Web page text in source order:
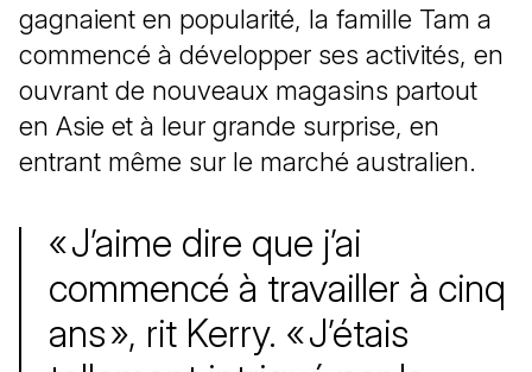
gagnaient en popularité, la famille Tam a
commencé à développer ses activités, en
ouvrant de nouveaux magasins partout
en Asie et à leur grande surprise, en
entrant même sur le marché australien.
« J’aime dire que j’ai
commencé à travailler à cinq
ans », rit Kerry. « J’étais